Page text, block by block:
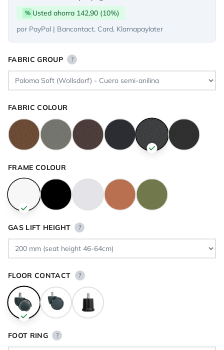
% Usted ahorra 142,90 (10%)
por PayPal | Bancontact, Card, Klarnapaylater
FABRIC GROUP ?
FABRIC COLOUR
FRAME COLOUR
GAS LIFT HEIGHT ?
FLOOR CONTACT ?
FOOT RING ?